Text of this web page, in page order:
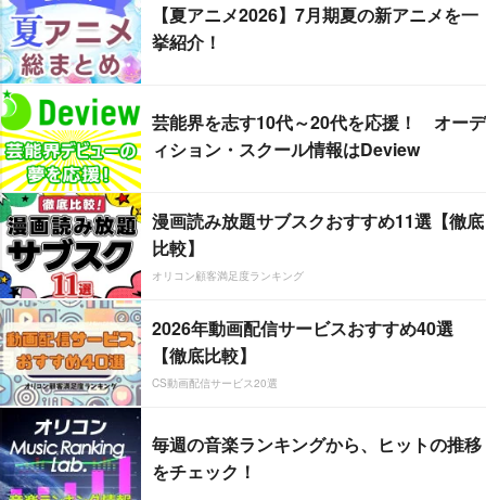
【夏アニメ2026】7月期夏の新アニメを一
挙紹介！
芸能界を志す10代～20代を応援！ オーデ
ィション・スクール情報はDeview
漫画読み放題サブスクおすすめ11選【徹底
比較】
オリコン顧客満足度ランキング
2026年動画配信サービスおすすめ40選
【徹底比較】
CS動画配信サービス20選
毎週の音楽ランキングから、ヒットの推移
をチェック！